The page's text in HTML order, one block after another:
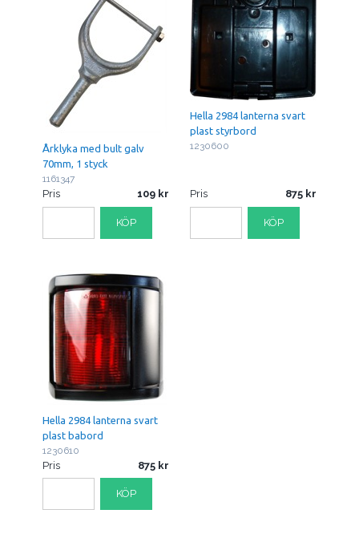
Årklyka med bult galv
70mm, 1 styck
1161347
Pris 109
KÖP
Hella 2984 lanterna svart
plast styrbord
1230600
Pris 875
KÖP
Hella 2984 lanterna svart
plast babord
1230610
Pris 875
KÖP